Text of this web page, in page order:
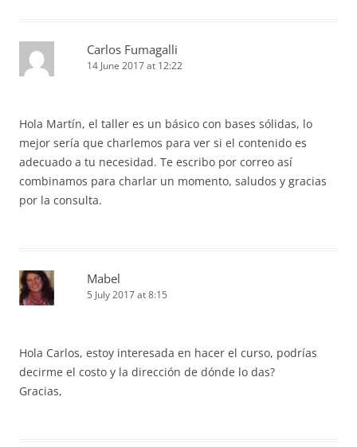
Carlos Fumagalli
14 June 2017 at 12:22
Hola Martín, el taller es un básico con bases sólidas, lo
mejor sería que charlemos para ver si el contenido es
adecuado a tu necesidad. Te escribo por correo así
combinamos para charlar un momento, saludos y gracias
por la consulta.
Mabel
5 July 2017 at 8:15
Hola Carlos, estoy interesada en hacer el curso, podrías
decirme el costo y la dirección de dónde lo das?
Gracias,